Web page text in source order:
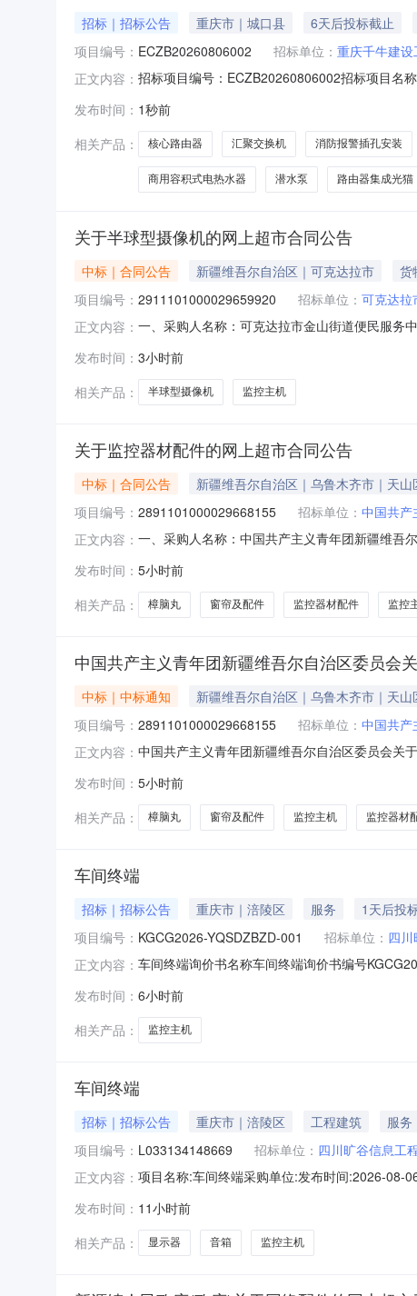
招标｜招标公告 重庆市｜城口县 6天后投标截止
项目编号： ECZB20260806002 招标单位： 重庆千牛建
正文内容： 招标项目编号：ECZB20260806002招标项目名
告（二次发布）招标组织单位:重庆千牛建设工
开州高速公路A1段机电及其附属工程施工实施项
发布时间： 1秒前
相关产品：
核心路由器 汇聚交换机 消防报警插孔安装
商用容积式电热水器 潜水泵 路由器集成光猫
关于半球型摄像机的网上超市合同公告
中标｜合同公告 新疆维吾尔自治区｜可克达拉市
货
项目编号： 2911101000029659920 招标单位： 可克达拉
正文内容： 一、采购人名称：可克达拉市金山街道便民服务
联/TP-LinkTL-IPC544EP-AI个8.0047538002普
发布时间： 3小时前
相关产品：
半球型摄像机 监控主机
关于监控器材配件的网上超市合同公告
中标｜合同公告 新疆维吾尔自治区｜乌鲁木齐市｜天山
项目编号： 2891101000029668155 招标单位： 中国共产
正文内容： 一、采购人名称：中国共产主义青年团新疆维吾
价(元)1守望者400W监控器材配件摄像机及配件
发布时间： 5小时前
相关产品：
樟脑丸 窗帘及配件 监控器材配件 监控
中国共产主义青年团新疆维吾尔自治区委员会
中标｜中标通知 新疆维吾尔自治区｜乌鲁木齐市｜天山
项目编号： 2891101000029668155 招标单位： 中国共产
正文内容： 中国共产主义青年团新疆维吾尔自治区委员会关
2846907采购计划文号:采购计划金额（元）:项
发布时间： 5小时前
相关产品：
樟脑丸 窗帘及配件 监控主机 监控器材
车间终端
招标｜招标公告 重庆市｜涪陵区 服务
1天后投
项目编号： KGCG2026-YQSDZBZD-001 招标单位： 四
正文内容： 车间终端询价书名称车间终端询价书编号
交货日期备注采购要求报价截止时间2026-08-
发布时间： 6小时前
相关产品：
监控主机
车间终端
招标｜招标公告 重庆市｜涪陵区 工程建筑 服务
项目编号： L033134148669 招标单位： 四川旷谷信息工
正文内容： 项目名称:车间终端采购单位:发布时间:2026-08-
人:收货人联系方式:其他说明事项:序号标的编号
发布时间： 11小时前
相关产品：
显示器 音箱 监控主机